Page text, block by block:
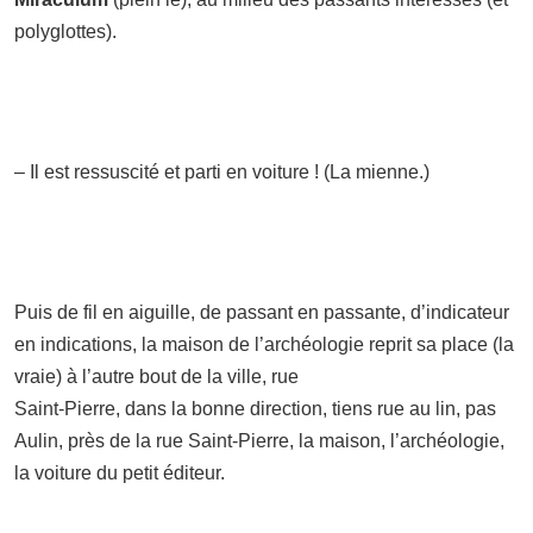
polyglottes).
– Il est ressuscité et parti en voiture ! (La mienne.)
Puis de fil en aiguille, de passant en passante, d’indicateur
en indications, la maison de l’archéologie reprit sa place (la
vraie) à l’autre bout de la ville, rue
Saint-Pierre, dans la bonne direction, tiens rue au lin, pas
Aulin, près de la rue Saint-Pierre, la maison, l’archéologie,
la voiture du petit éditeur.